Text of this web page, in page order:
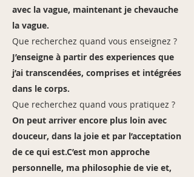
avec la vague, maintenant je chevauche
la vague.
Que recherchez quand vous enseignez ?
J’enseigne à partir des experiences que
j’ai transcendées, comprises et intégrées
dans le corps.
Que recherchez quand vous pratiquez ?
On peut arriver encore plus loin avec
douceur, dans la joie et par l’acceptation
de ce qui est.C’est mon approche
personnelle, ma philosophie de vie et,